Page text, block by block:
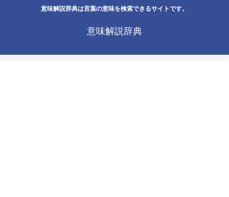
意味解説辞典は言葉の意味を検索できるサイトです。
意味解説辞典